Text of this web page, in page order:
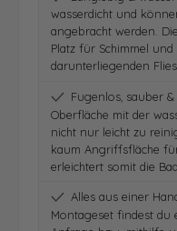
wasserdicht und
angebracht werden.
Platz für Schimmel
darunterliegenden
Fugenlos, sauber
Oberfläche mit der
nicht nur leicht zu
kaum Angriffsfläche
erleichtert somit die
Alles aus einer
Montageset findest du